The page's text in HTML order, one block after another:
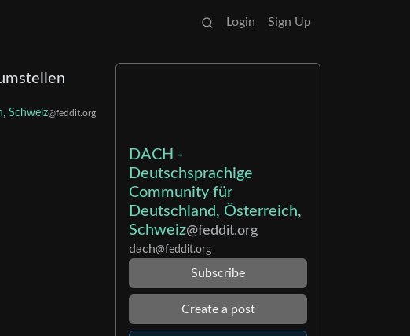
Login Sign Up
Schweiz@feddit.org
DACH -
Deutschsprachige
Community für
Deutschland, Österreich,
Schweiz@feddit.org
dach@feddit.org
Subscribe
Create a post